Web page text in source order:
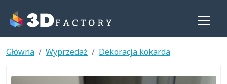
Główna Wyprzedaż Dekoracja kokarda